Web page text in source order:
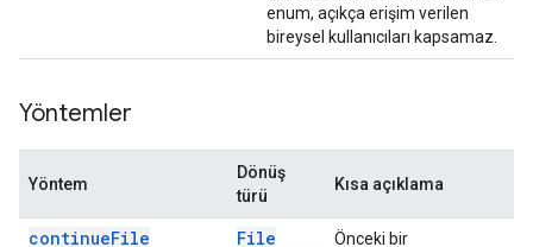
enum, açıkça erişim verilen
bireysel kullanıcıları kapsamaz.
Yöntemler
Yöntem
Dönüş
türü
Kısa açıklama
continueFile
File
Önceki bir